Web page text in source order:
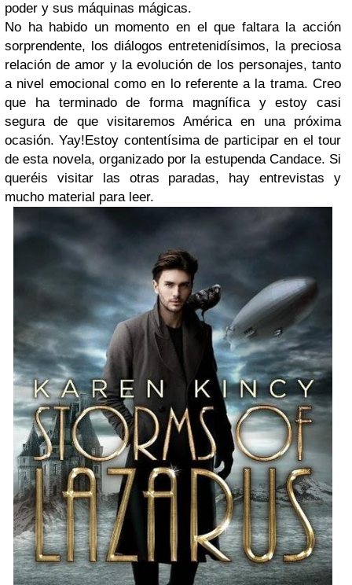
poder y sus máquinas mágicas.
No ha habido un momento en el que faltara la acción
sorprendente, los diálogos entretenidísimos, la preciosa
relación de amor y la evolución de los personajes, tanto
a nivel emocional como en lo referente a la trama. Creo
que ha terminado de forma magnífica y estoy casi
segura de que visitaremos América en una próxima
ocasión. Yay! Estoy contentísima de participar en el tour
de esta novela, organizado por la estupenda Candace. Si
queréis visitar las otras paradas, hay entrevistas y
mucho material para leer.